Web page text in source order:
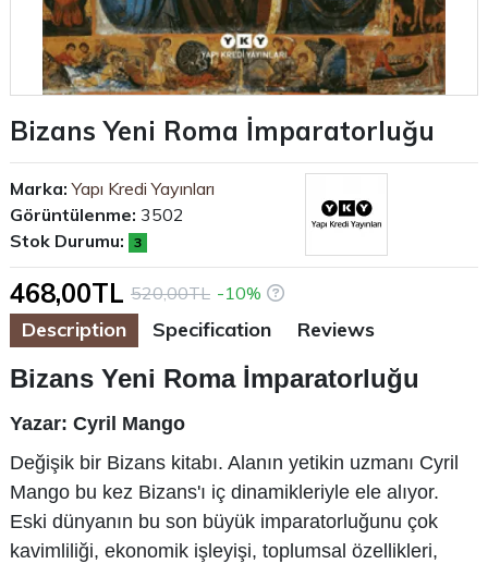
Bizans Yeni Roma İmparatorluğu
Description Specification Reviews
Bizans Yeni Roma İmparatorluğu
Yazar: Cyril Mango
Değişik bir Bizans kitabı. Alanın yetikin uzmanı Cyril
Mango bu kez Bizans'ı iç dinamikleriyle ele alıyor.
Eski dünyanın bu son büyük imparatorluğunu çok
kavimliliği, ekonomik işleyişi, toplumsal özellikleri,
Marka: Yapı Kredi Yayınları
Görüntülenme: 3502
Stok Durumu:
3
468,00TL 520,00TL -10%